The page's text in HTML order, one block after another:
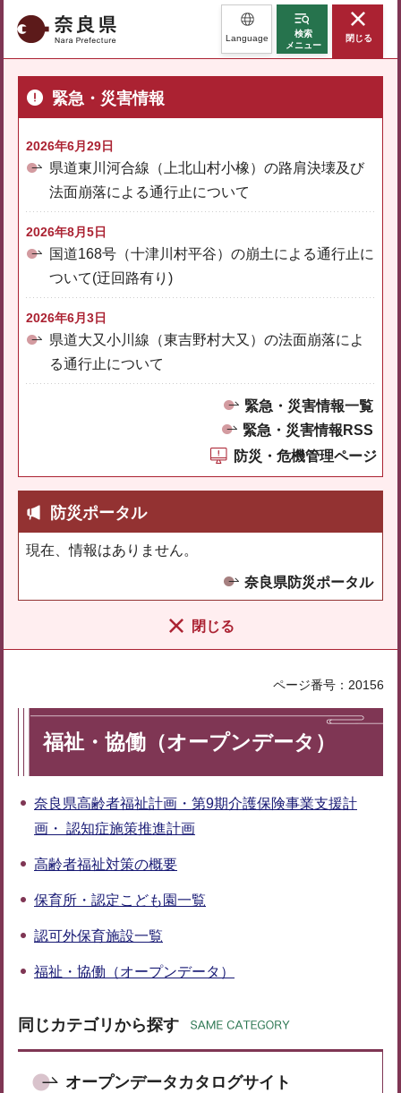
奈良県 Language
検索
メニュー
閉じる
緊急・災害情報
2026年6月29日
県道東川河合線（上北山村小橡）の路肩決壊及び
法面崩落による通行止について
2026年8月5日
国道168号（十津川村平谷）の崩土による通行止に
ついて(迂回路有り)
2026年6月3日
県道大又小川線（東吉野村大又）の法面崩落によ
る通行止について
緊急・災害情報一覧
緊急・災害情報RSS
防災・危機管理ページ
防災ポータル
現在、情報はありません。
奈良県防災ポータル
閉じる
ページ番号：20156
福祉・協働（オープンデータ）
奈良県高齢者福祉計画・第9期介護保険事業支援計
画・ 認知症施策推進計画
高齢者福祉対策の概要
保育所・認定こども園一覧
認可外保育施設一覧
福祉・協働（オープンデータ）
同じカテゴリから探す
オープンデータカタログサイト